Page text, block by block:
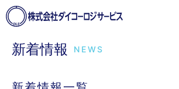
新着情報 NEWS